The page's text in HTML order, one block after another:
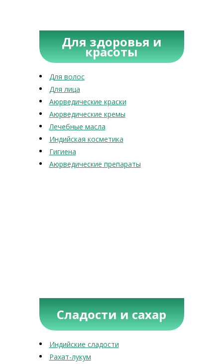
Для здоровья и
красоты
Для волос
Для лица
Аюрведические краски
Аюрведические кремы
Лечебные масла
Индийская косметика
Гигиена
Аюрведические препараты
Сладости и сахар
Индийские сладости
Рахат-лукум